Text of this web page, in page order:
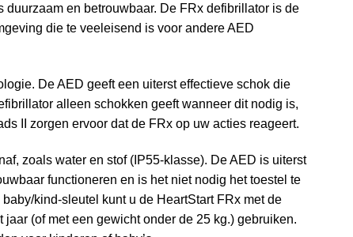
en betrouwbaar. De FRx defibrillator is de
die te veeleisend is voor andere AED
De AED geeft een uiterst effectieve schok die
alleen schokken geeft wanneer dit nodig is,
II zorgen ervoor dat de FRx op uw acties reageert.
zoals water en stof (IP55-klasse). De AED is uiterst
functioneren en is het niet nodig het toestel te
kind-sleutel kunt u de HeartStart FRx met de
(of met een gewicht onder de 25 kg.) gebruiken.